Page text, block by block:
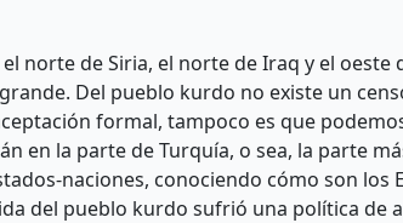
norte de Siria, el norte de Iraq y el
Del pueblo kurdo no existe un
formal, tampoco es que
en la parte de Turquía, o sea, la parte
naciones, conociendo cómo son
del pueblo kurdo sufrió una política de